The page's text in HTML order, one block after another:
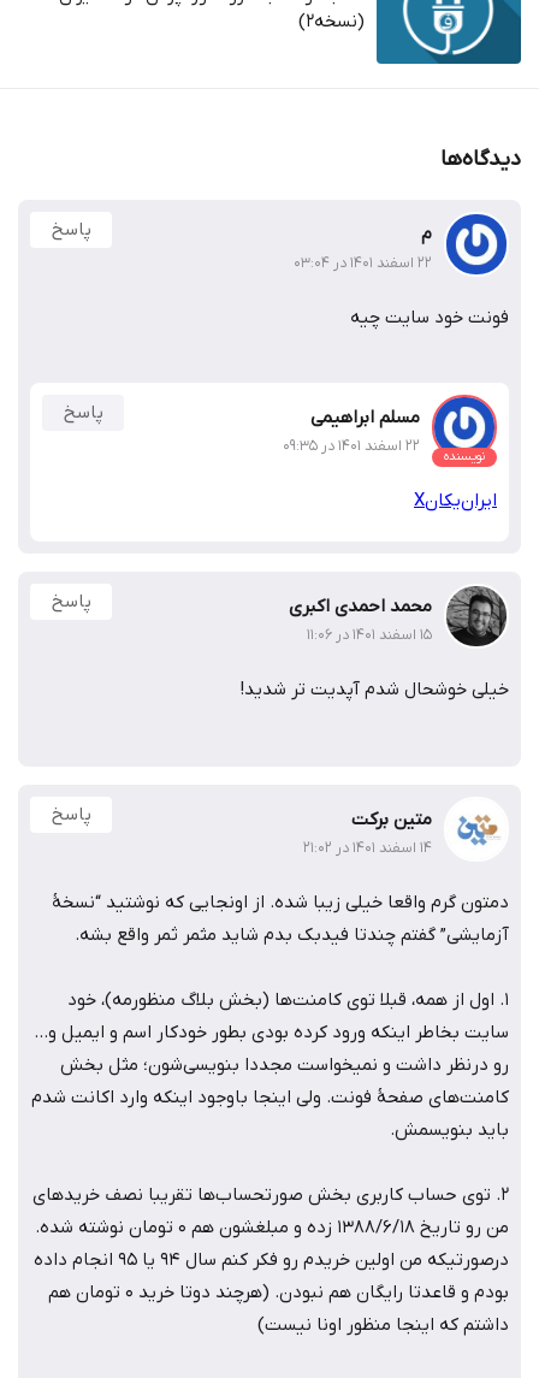
(نسخه2)
دیدگاه‌ها
م
۲۲ اسفند ۱۴۰۱ در ۰۳:۰۴
پاسخ
فونت خود سایت چیه
نویسنده
مسلم ابراهیمی
۲۲ اسفند ۱۴۰۱ در ۰۹:۳۵
پاسخ
ایران‌یکانX
محمد احمدی اکبری
۱۵ اسفند ۱۴۰۱ در ۱۱:۰۶
پاسخ
خیلی خوشحال شدم آپدیت تر شدید!
متین برکت
۱۴ اسفند ۱۴۰۱ در ۲۱:۰۲
پاسخ
دمتون گرم واقعا خیلی زیبا شده. از اونجایی که نوشتید “نسخۀ
آزمایشی” گفتم چندتا فیدبک بدم شاید مثمر ثمر واقع بشه.
1. اول از همه، قبلا توی کامنت‌ها (بخش بلاگ منظورمه)، خود
سایت بخاطر اینکه ورود کرده بودی بطور خودکار اسم و ایمیل و…
رو درنظر داشت و نمیخواست مجددا بنویسی‌شون؛ مثل بخش
کامنت‌های صفحۀ فونت. ولی اینجا باوجود اینکه وارد اکانت شدم
باید بنویسمش.
2. توی حساب کاربری بخش صورتحساب‌ها تقریبا نصف خریدهای
من رو تاریخ 1388/6/18 زده و مبلغشون هم 0 تومان نوشته شده.
درصورتیکه من اولین خریدم رو فکر کنم سال 94 یا 95 انجام داده
بودم و قاعدتا رایگان هم نبودن. (هرچند دوتا خرید 0 تومان هم
داشتم که اینجا منظور اونا نیست)